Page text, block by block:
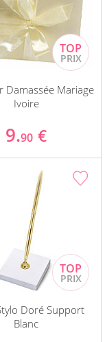
Damassée Mariage
Ivoire
9.90 €
Doré Support
Blanc